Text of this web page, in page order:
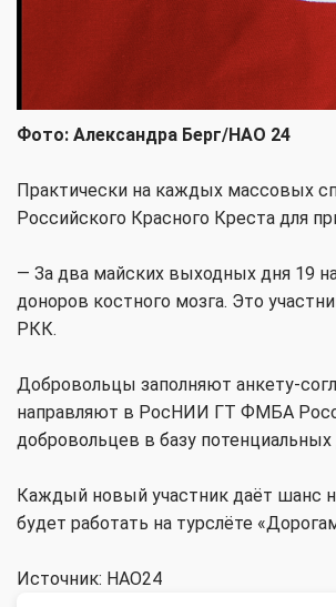
Фото: Александра Берг/НАО 24
Практически на каждых массовых
Российского Красного Креста для
— За два майских выходных дня 19
доноров костного мозга. Это
РКК.
Добровольцы заполняют анкету-
направляют в РосНИИ ГТ ФМБА
добровольцев в базу
Каждый новый участник даёт шанс
будет работать на турслёте
Источник: НАО24